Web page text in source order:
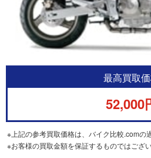
最高買取
52,000
※上記の参考買取価格は、バイク比較.comの
※お客様の買取金額を保証するものではござ